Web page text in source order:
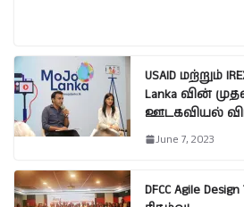
USAID மற்றும்
Lanka வின்
ஊடகவியல்
June 7, 2023
DFCC Agile